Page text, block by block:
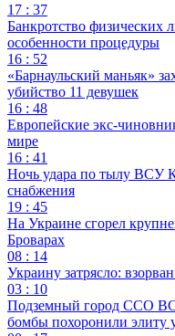
17 : 37
Банкротство
особенности процедуры
16 : 52
«Барнаульский маньяк»
убийство 11 девушек
16 : 48
Европейские экс-
мире
16 : 41
Ночь удара по тылу ВСУ
снабжения
19 : 45
На Украине сгорел
Броварах
08 : 14
Украину затрясло:
03 : 10
Подземный город ССО
бомбы похоронили элиту